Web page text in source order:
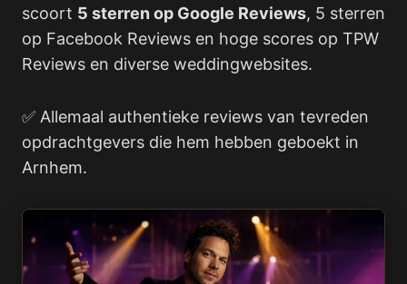
scoort 5 sterren op Google Reviews, 5 sterren
op Facebook Reviews en hoge scores op TPW
Reviews en diverse weddingwebsites.
✅ Allemaal authentieke reviews van tevreden
opdrachtgevers die hem hebben geboekt in
Arnhem.